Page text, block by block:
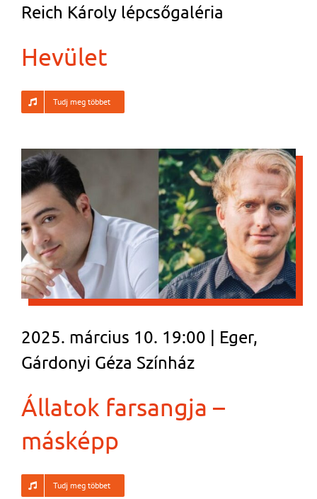
Reich Károly lépcsőgaléria
Hevület
Tudj meg többet
2025. március 10. 19:00 | Eger,
Gárdonyi Géza Színház
Állatok farsangja –
másképp
Tudj meg többet